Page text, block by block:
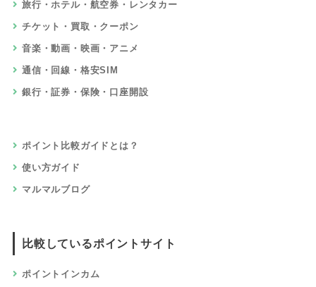
旅行・ホテル・航空券・レンタカー
チケット・買取・クーポン
音楽・動画・映画・アニメ
通信・回線・格安SIM
銀行・証券・保険・口座開設
ポイント比較ガイドとは？
使い方ガイド
マルマルブログ
比較しているポイントサイト
ポイントインカム